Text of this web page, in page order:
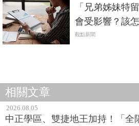
「兄弟姊妹特
會受影響？該
觀點新聞
相關文章
2026.08.05
中正學區、雙捷地王加持！「全